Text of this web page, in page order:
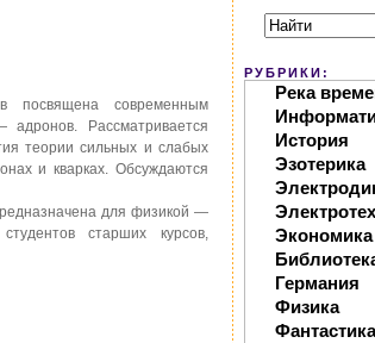
посвящена современным
Рассматривается
теории сильных и слабых
и кварках. Обсуждаются
для физикой —
старших курсов,
РУБРИКИ:
Река
История
Эзотерика
Экономика
Германия
Физика
Фантастика